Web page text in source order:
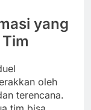
yang
oleh
terencana.